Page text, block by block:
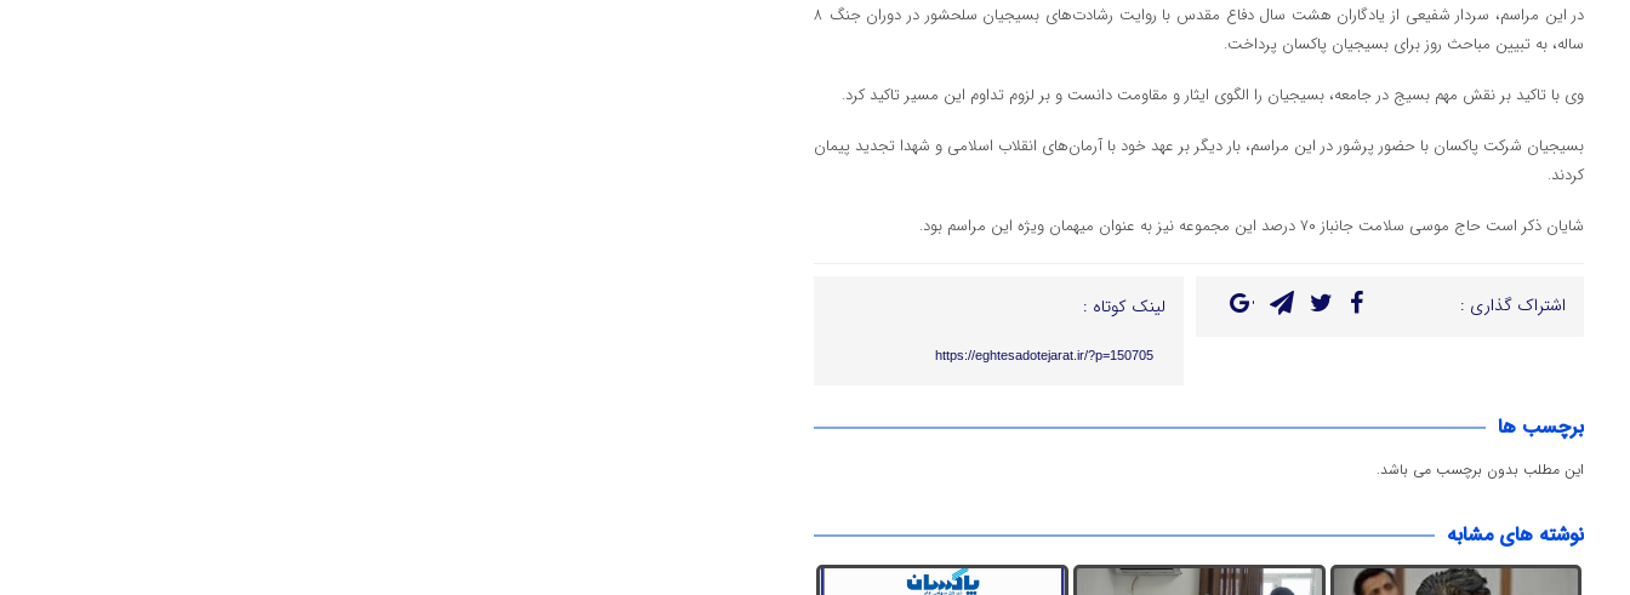
در این مراسم، سردار شفیعی از یادگاران هشت سال دفاع مقدس با روایت رشادت‌های بسیجیان سلحشور در دوران جنگ ۸
ساله، به تبیین مباحث روز برای بسیجیان پاکسان پرداخت.
وی با تاکید بر نقش مهم بسیج در جامعه، بسیجیان را الگوی ایثار و مقاومت دانست و بر لزوم تداوم این مسیر تاکید کرد.
بسیجیان شرکت پاکسان با حضور پرشور در این مراسم، بار دیگر بر عهد خود با آرمان‌های انقلاب اسلامی و شهدا تجدید پیمان
کردند.
شایان ذکر است حاج موسی سلامت جانباز ۷۰ درصد این مجموعه نیز به عنوان میهمان ویژه این مراسم بود.
اشتراک گذاری : لینک کوتاه :
https://eghtesadotejarat.ir/?p=150705
برچسب ها
این مطلب بدون برچسب می باشد.
نوشته های مشابه